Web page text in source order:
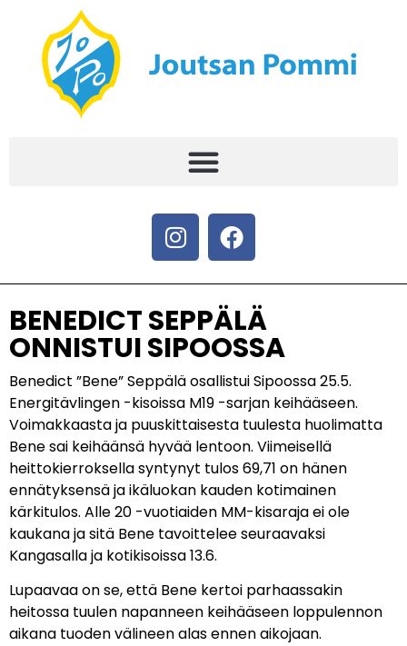
BENEDICT SEPPÄLÄ
ONNISTUI SIPOOSSA
Benedict ”Bene” Seppälä osallistui Sipoossa 25.5.
Energitävlingen -kisoissa M19 -sarjan keihääseen.
Voimakkaasta ja puuskittaisesta tuulesta huolimatta
Bene sai keihäänsä hyvää lentoon. Viimeisellä
heittokierroksella syntynyt tulos 69,71 on hänen
ennätyksensä ja ikäluokan kauden kotimainen
kärkitulos. Alle 20 -vuotiaiden MM-kisaraja ei ole
kaukana ja sitä Bene tavoittelee seuraavaksi
Kangasalla ja kotikisoissa 13.6.
Lupaavaa on se, että Bene kertoi parhaassakin
heitossa tuulen napanneen keihääseen loppulennon
aikana tuoden välineen alas ennen aikojaan.